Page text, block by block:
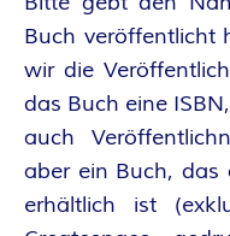
F
A
N
T
Buch veröffentlicht
wir die
das Buch eine
auch
aber ein Buch, das
erhältlich ist